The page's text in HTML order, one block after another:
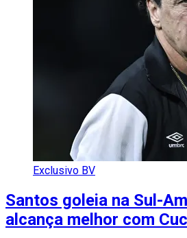
Exclusivo BV
Santos goleia na Sul-
alcança melhor com